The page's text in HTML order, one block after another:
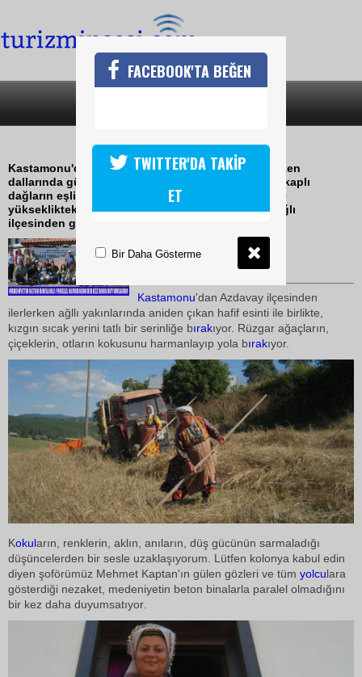
AZDAVAY EKO TURİZM MERKEZİ
Kastamonu'dan Azdavay ilçesine doğru yol alıyorken
dallarında güneş ışıklarının oynaştığı ağaçlarlarla kaplı
dağların eşliğinde süren yolculuğumuz 1210 metre
yükseklikteki Oyrak Geçiti, Seydiler ve ardından Ağlı
ilçesinden geçerek sürüyor
27 Temmuz 2009 / 09:53
Kastamonu'dan Azdavay ilçesinden
ilerlerken ağllı yakınlarında aniden çıkan hafif esinti ile birlikte,
kızgın sıcak yerini tatlı bir serinliğe bırakıyor. Rüzgar ağaçların,
çiçeklerin, otların kokusunu harmanlayıp yola bırakıyor.
Kokuların, renklerin, aklın, anıların, düş gücünün sarmaladığı
düşüncelerden bir sesle uzaklaşıyorum. Lütfen kolonya kabul edin
diyen şoförümüz Mehmet Kaptan'ın gülen gözleri ve tüm yolculara
gösterdiği nezaket, medeniyetin beton binalarla paralel olmadığını
bir kez daha duyumsatıyor.
FACEBOOK'TA BEĞEN
TWITTER'DA TAKİP
ET
Bir Daha Gösterme